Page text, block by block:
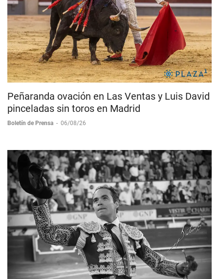
Peñaranda ovación en Las Ventas y Luis David
pinceladas sin toros en Madrid
Boletín de Prensa - 06/08/26